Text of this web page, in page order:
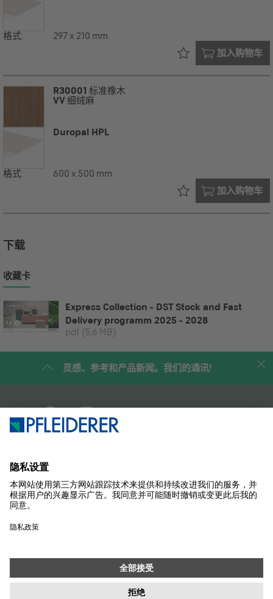
格式: 297 x 210 mm
加入购物车
已在您的
R30001 标准橡木
VV 细绒麻
Duropal HPL
格式: 600 x 500 mm
加入购物车
已在您的
下载
收藏卡
Express Collection - DST Stock and Fast
Delivery programm 2025 - 2028
pdf (5,6 MB)
灵感、参考和产品新闻。我们的通讯!
产品
解决方案
SUSTAINABILITY
杂志
数据保护设置